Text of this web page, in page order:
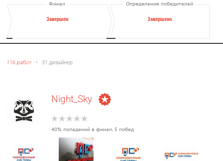
Финал
Завершен
Определение победителей
Завершено
116 работ•31 дизайнер
Night_Sky
40% попадений в финал, 5 побед